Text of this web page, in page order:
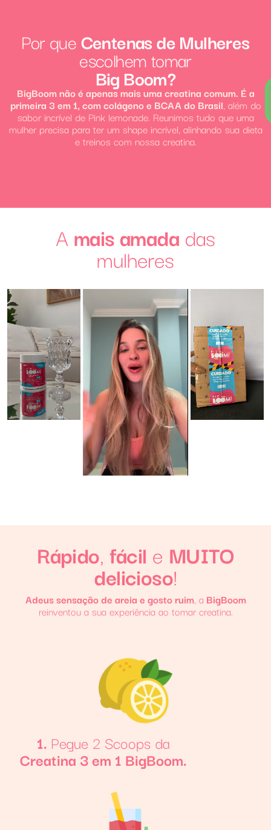
Por queCentenas de Mulheres
escolhem tomar
Big Boom?
BigBoom não é apenas mais uma creatina comum. É a
primeira 3 em 1, com colágeno e BCAA do Brasil, além do
sabor incrível de Pink lemonade. Reunimos tudo que uma
mulher precisa para ter um shape incrível, alinhando sua dieta
e treinos com nossa creatina.
Amais amada das
mulheres
Rápido, fácil e MUITO
delicioso!
Adeus sensação de areia e gosto ruim, a BigBoom
reinventou a sua experiência ao tomar creatina.
1. Pegue 2 Scoops da
Creatina 3 em 1 BigBoom.